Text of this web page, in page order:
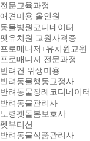
전문교육과정
애견미용 올인원
동물병원코디네이터
펫유치원 교원자격증
프로매니저+유치원교원
프로매니저 전문과정
반려견 위생미용
반려동물행동교정사
반려동물장례코디네이터
반려동물관리사
노령펫돌봄보호사
펫뷰티션
반려동물식품관리사